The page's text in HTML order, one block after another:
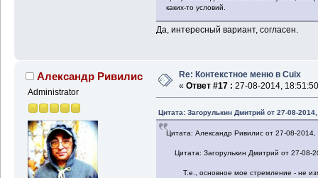
каких-то условий.
Да, интересный вариант, согласен.
Александр Ривилис
Administrator
Re: Контекстное меню в Cuix
« Ответ #17 : 27-08-2014,
Цитата: Загорулькин Дмитрий от 27-08-
Цитата: Александр Ривилис от 27-08-
Цитата: Загорулькин Дмитрий от 27-08-
Т.е., основное мое стремление - не